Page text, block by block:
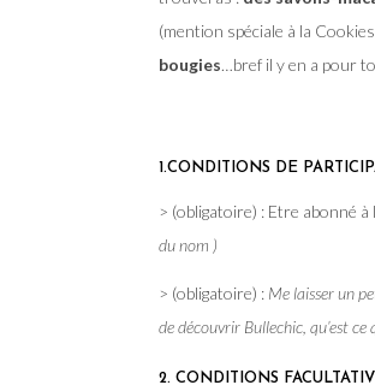
(mention spéciale à la
bougies…bref il y en a pour
1.CONDITIONS DE
> (obligatoire) : Etre abonné à
du nom )
> (obligatoire) : Me laisser un
de découvrir Bullechic, qu’est ce
2. CONDITIONS